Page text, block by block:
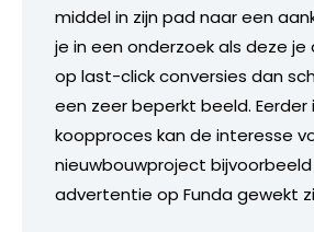
middel in zijn pad naar een
je in een onderzoek als deze
op last-click conversies dan
een zeer beperkt beeld. Eerder
koopproces kan de interesse
nieuwbouwproject
advertentie op Funda gewekt